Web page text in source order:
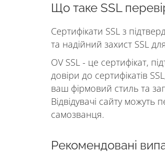
Що таке SSL
Сертифікати SSL з
та надійний захист SSL
OV SSL - це сертифікат,
довіри до сертифікатів
ваш фірмовий стиль та
Відвідувачі сайту
самозванця.
Рекомендовані